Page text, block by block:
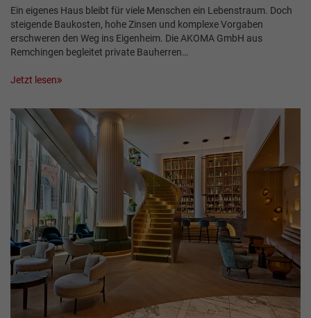
Ein eigenes Haus bleibt für viele Menschen ein Lebenstraum. Doch
steigende Baukosten, hohe Zinsen und komplexe Vorgaben
erschweren den Weg ins Eigenheim. Die AKOMA GmbH aus
Remchingen begleitet private Bauherren…
Jetzt lesen